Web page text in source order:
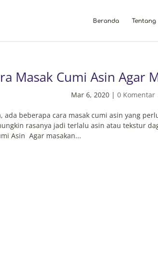
Beranda Tentang
Masak Cumi Asin Agar
Mar 6, 2020| 0 Komentar
ada beberapa cara masak cumi asin yang
rasanya jadi terlalu asin atau tekstur
Asin Agar masakan...